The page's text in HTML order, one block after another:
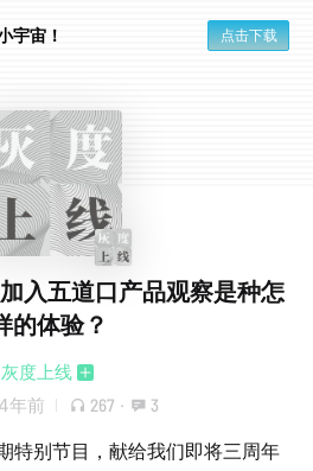
宇宙！ 点击下载
入五道口产品观察是种怎
的体验？
灰度上线
4年前 267 · 3
特别节目，献给我们即将三周年